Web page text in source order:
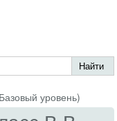
уровень)